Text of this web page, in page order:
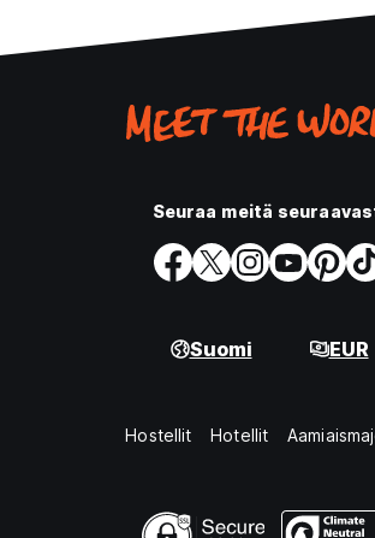
Seuraa meitä
Suomi EUR
Hostellit Hotellit